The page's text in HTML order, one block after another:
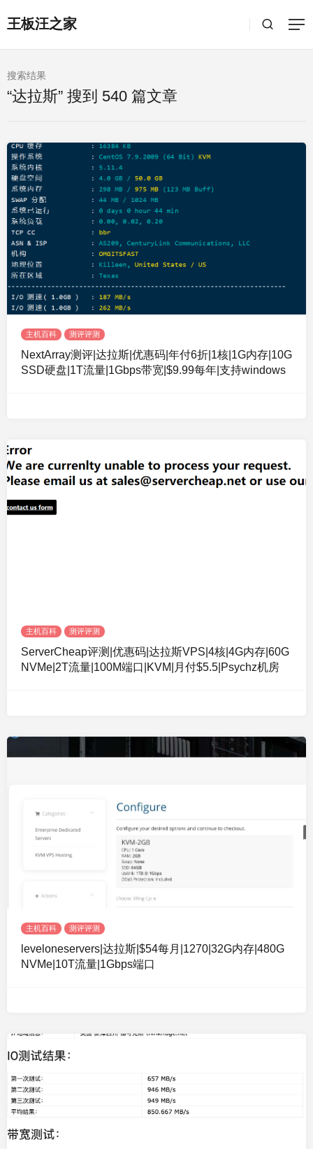
王板汪之家
搜索结果
“达拉斯” 搜到 540 篇文章
主机百科 测评评测
NextArray测评|达拉斯|优惠码|年付6折|1核|1G内存|10G
SSD硬盘|1T流量|1Gbps带宽|$9.99每年|支持windows
主机百科 测评评测
ServerCheap评测|优惠码|达拉斯VPS|4核|4G内存|60G
NVMe|2T流量|100M端口|KVM|月付$5.5|Psychz机房
主机百科 测评评测
leveloneservers|达拉斯|$54每月|1270|32G内存|480G
NVMe|10T流量|1Gbps端口